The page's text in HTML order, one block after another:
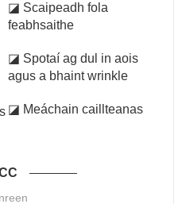
◪ Scaipeadh fola
feabhsaithe
◪ Spotaí ag dul in aois
agus a bhaint wrinkle
◪ Meáchain caillteanas